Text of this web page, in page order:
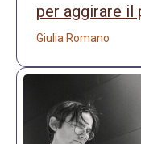
per aggirare il
Giulia Romano